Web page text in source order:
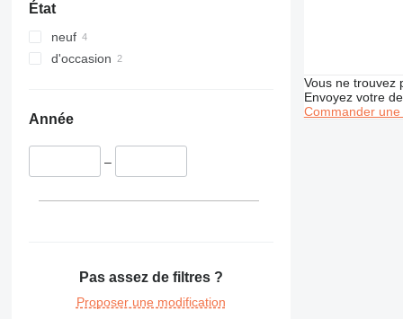
État
neuf
d'occasion
Année
–
Pas assez de filtres ?
Proposer une modification
Vous ne trouvez
Envoyez votre
Commander